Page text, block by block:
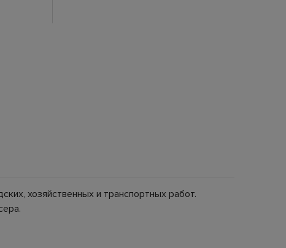
хозяйственных и транспортных работ.